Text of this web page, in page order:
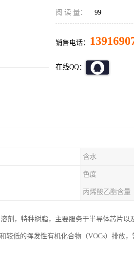
阅 读 量： 99
销售电话：
在线QQ：
含水
色度
丙烯酸乙酯含量
剂，特种树脂，主要服务于半导体芯片以
较低的挥发性有机化合物（VOCs）排放